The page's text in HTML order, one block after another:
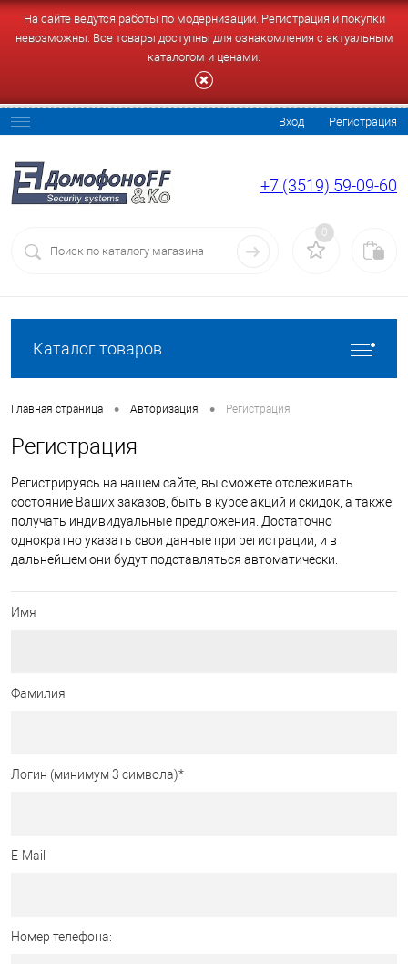
На сайте ведутся работы по модернизации. Регистрация и покупки
невозможны. Все товары доступны для ознакомления с актуальным
каталогом и ценами.
Вход Регистрация
+7 (3519) 59-09-60
0
Каталог товаров
Главная страница • Авторизация • Регистрация
Регистрация
Регистрируясь на нашем сайте, вы сможете отслеживать
состояние Ваших заказов, быть в курсе акций и скидок, а также
получать индивидуальные предложения. Достаточно
однократно указать свои данные при регистрации, и в
дальнейшем они будут подставляться автоматически.
Имя
Фамилия
Логин (минимум 3 символа)*
E-Mail
Номер телефона: